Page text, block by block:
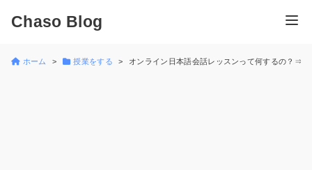
Chaso Blog
ホーム 授業をする オンライン日本語会話レッスンって何するの？⇒